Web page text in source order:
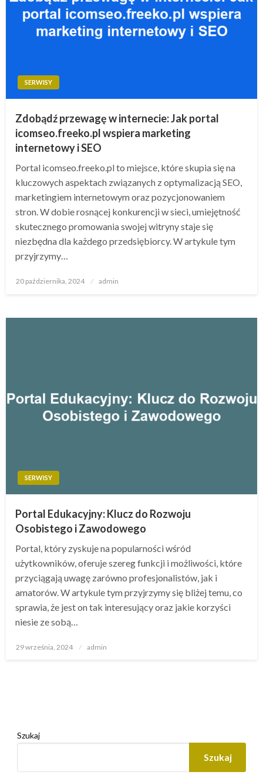
SERWISY
Zdobądź przewagę w internecie: Jak portal
icomseo.freeko.pl wspiera marketing
internetowy i SEO
Portal icomseo.freeko.pl to miejsce, które skupia się na
kluczowych aspektach związanych z optymalizacją SEO,
marketingiem internetowym oraz pozycjonowaniem
stron. W dobie rosnącej konkurencji w sieci, umiejętność
skutecznego promowania swojej witryny staje się
niezbędna dla każdego przedsiębiorcy. W artykule tym
przyjrzymy…
Opublikowane
20 października, 2024 admin
SERWISY
Portal Edukacyjny: Klucz do Rozwoju
Osobistego i Zawodowego
Portal, który zyskuje na popularności wśród
użytkowników, oferuje szereg funkcji i możliwości, które
przyciągają uwagę zarówno profesjonalistów, jak i
amatorów. W artykule tym przyjrzymy się bliżej temu, co
sprawia, że jest on tak interesujący oraz jakie korzyści
niesie ze sobą…
Opublikowane
29 września, 2024 admin
Szukaj
Szukaj